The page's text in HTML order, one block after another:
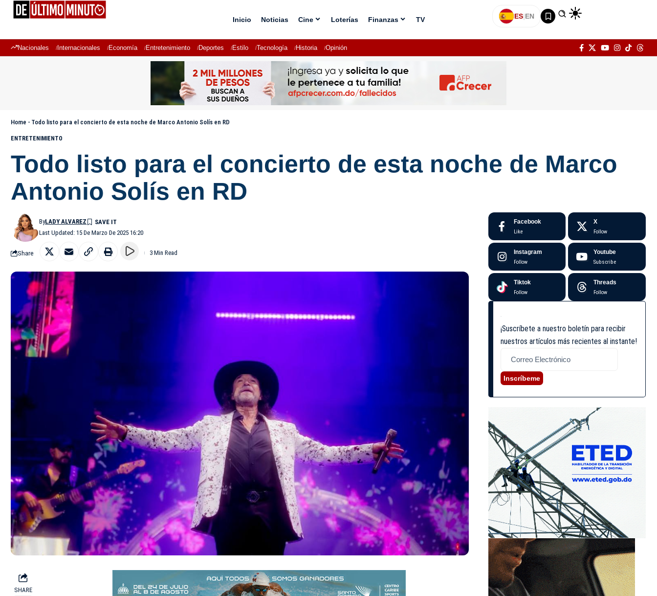
Inicio Noticias Cine Loterías Finanzas TV ES|EN
Nacionales Internacionales Economía Entretenimiento Deportes Estilo Tecnología Historia Opinión
Home - Todo listo para el concierto de esta noche de Marco Antonio Solís en RD
ENTRETENIMIENTO
Todo listo para el concierto de esta noche de Marco
Antonio Solís en RD
Last Updated: 15 De Marzo De 2025 16:20
ByLADY ALVAREZ
Share 3 Min Read
SHARE
Facebook
Like
X
Follow
Instagram
Follow
Youtube
Subscribe
Tiktok
Follow
Threads
Follow
¡Suscríbete a nuestro boletín para recibir
nuestros artículos más recientes al instante!
Inscríbeme